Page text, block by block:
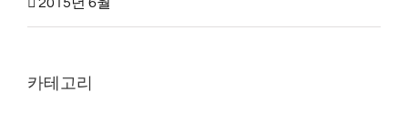
카테고리